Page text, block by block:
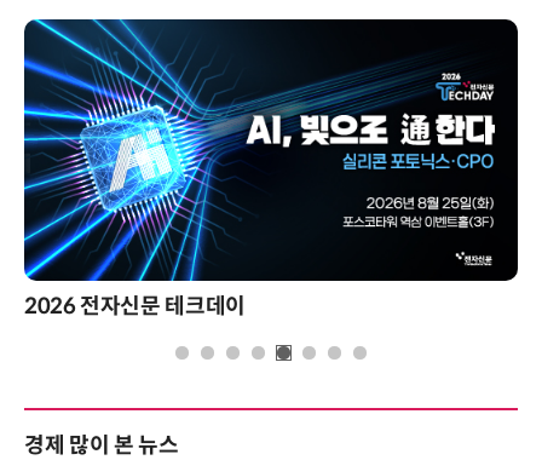
2026 전자신문 테크데이
경제 많이 본 뉴스